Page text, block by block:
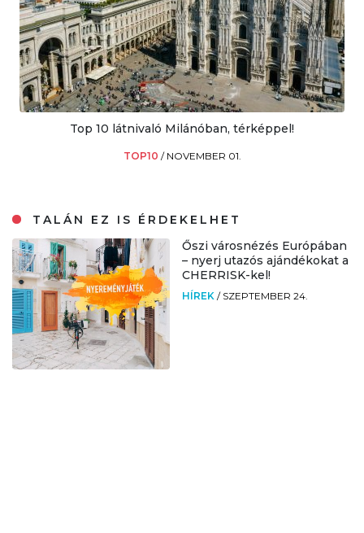
Top 10 látnivaló Milánóban, térképpel!
TOP10 / NOVEMBER 01.
TALÁN EZ IS ÉRDEKELHET
Őszi városnézés Európában
– nyerj utazós ajándékokat a
CHERRISK-kel!
HÍREK / SZEPTEMBER 24.